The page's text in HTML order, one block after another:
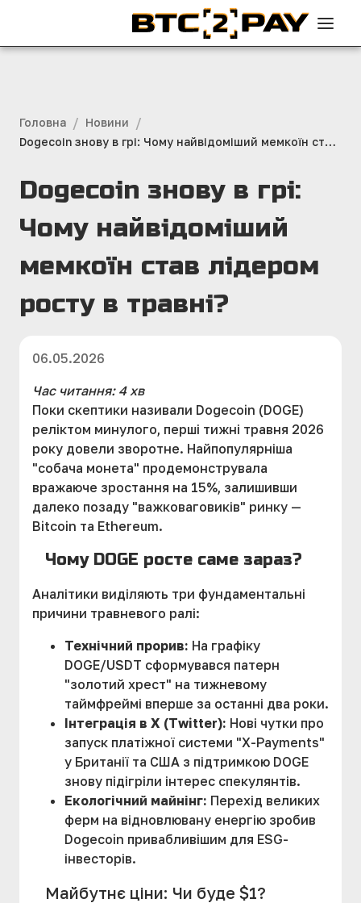
Головна / Новини /
Dogecoin знову в грі: Чому найвідоміший мемкоїн став
Dogecoin знову в грі:
Чому найвідоміший
мемкоїн став лідером
росту в травні?
06.05.2026
Час читання: 4 хв
Поки скептики називали Dogecoin (DOGE)
реліктом минулого, перші тижні травня 2026
року довели зворотне. Найпопулярніша
"собача монета" продемонструвала
вражаюче зростання на 15%, залишивши
далеко позаду "важковаговиків" ринку —
Bitcoin та Ethereum.
Чому DOGE росте саме зараз?
Аналітики виділяють три фундаментальні
причини травневого ралі:
Технічний прорив: На графіку
DOGE/USDT сформувався патерн
"золотий хрест" на тижневому
таймфреймі вперше за останні два роки.
Інтеграція в X (Twitter): Нові чутки про
запуск платіжної системи "X-Payments"
у Британії та США з підтримкою DOGE
знову підігріли інтерес спекулянтів.
Екологічний майнінг: Перехід великих
ферм на відновлювану енергію зробив
Dogecoin привабливішим для ESG-
інвесторів.
Майбутнє ціни: Чи буде $1?